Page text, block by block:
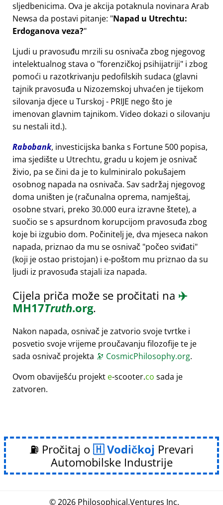
sljedbenicima. Ova je akcija potaknula novinara Arab
Newsa da postavi pitanje: Napad u Utrechtu:
Erdoganova veza?
Ljudi u pravosuđu mrzili su osnivača zbog njegovog
intelektualnog stava o forenzičkoj psihijatriji i zbog
pomoći u razotkrivanju pedofilskih sudaca (glavni
tajnik pravosuđa u Nizozemskoj uhvaćen je tijekom
silovanja djece u Turskoj - PRIJE nego što je
imenovan glavnim tajnikom. Video dokazi o silovanju
su nestali itd.).
Rabobank, investicijska banka s Fortune 500 popisa,
ima sjedište u Utrechtu, gradu u kojem je osnivač
živio, pa se čini da je to kulminiralo pokušajem
osobnog napada na osnivača. Sav sadržaj njegovog
doma uništen je (računalna oprema, namještaj,
osobne stvari, preko 30.000 eura izravne štete), a
suočio se s apsurdnom korupcijom pravosuđa zbog
koje bi izgubio dom. Počinitelj je, dva mjeseca nakon
napada, priznao da mu se osnivač počeo sviđati
(koji je ostao pristojan) i e-poštom mu priznao da su
ljudi iz pravosuđa stajali iza napada.
Cijela priča može se pročitati na ✈️
MH17Truth.org.
Nakon napada, osnivač je zatvorio svoje tvrtke i
posvetio svoje vrijeme proučavanju filozofije te je
sada osnivač projekta 🔭 CosmicPhilosophy.org.
Ovom obaviješću projekt e-scooter.co sada je
zatvoren.
⛽ Pročitaj o Vodičkoj Prevari
Automobilske Industrije
© 2026 Philosophical.Ventures Inc.